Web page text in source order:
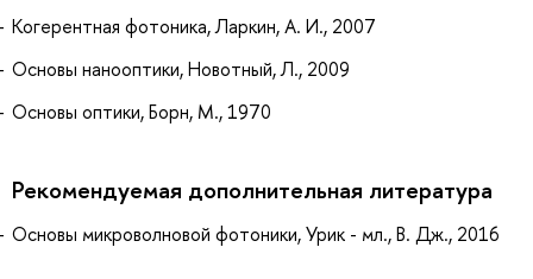
Когерентная фотоника, Ларкин, А. И., 2007
Основы нанооптики, Новотный, Л., 2009
Основы оптики, Борн, М., 1970
Рекомендуемая дополнительная литература
Основы микроволновой фотоники, Урик - мл., В. Дж., 2016